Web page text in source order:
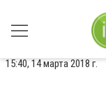
15:40, 14 марта 2018 г.